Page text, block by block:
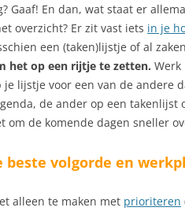
Gaaf! En dan, wat staat er
overzicht? Er zit vast iets in je
een (taken)lijstje of al
het op een rijtje te zetten.
lijstje voor een van de andere
de ander op een takenlijst
om de komende dagen sneller
beste volgorde en
alleen te maken met prioriteren